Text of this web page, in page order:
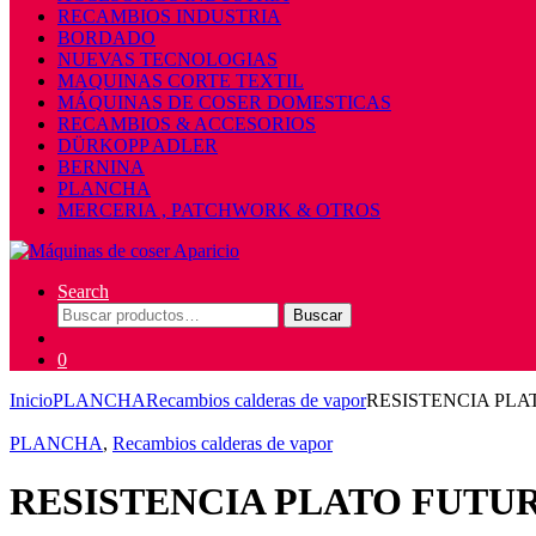
RECAMBIOS INDUSTRIA
BORDADO
NUEVAS TECNOLOGIAS
MAQUINAS CORTE TEXTIL
MÁQUINAS DE COSER DOMESTICAS
RECAMBIOS & ACCESORIOS
DÜRKOPP ADLER
BERNINA
PLANCHA
MERCERIA , PATCHWORK & OTROS
Search
Buscar
por:
Buscar
0
InicioPLANCHARecambios calderas de vaporRESISTENCIA
PLANCHA, Recambios calderas de vapor
RESISTENCIA PLATO